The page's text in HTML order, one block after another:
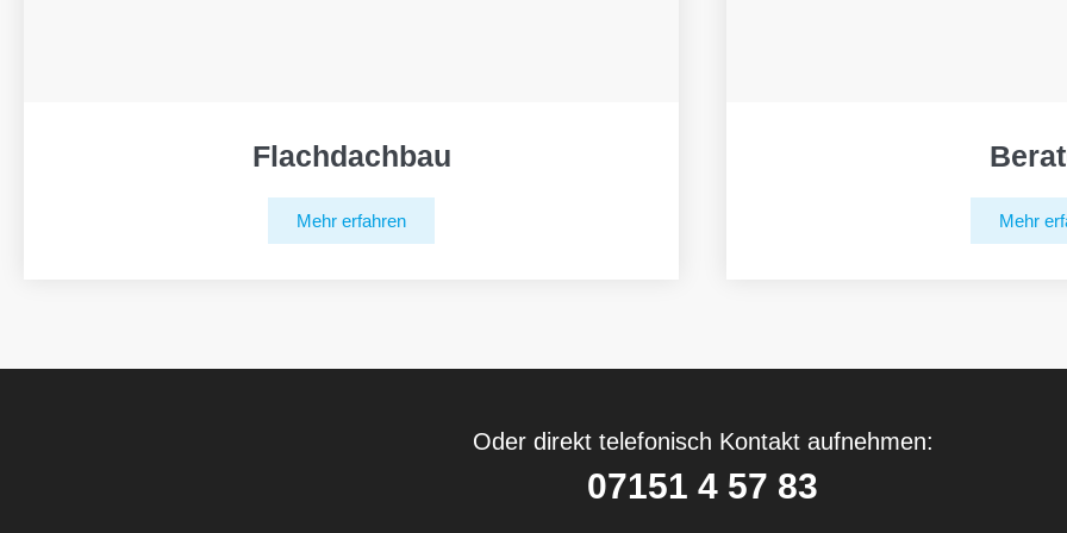
Flachdachbau
Mehr erfahren Mehr
Oder direkt telefonisch Kontakt aufnehmen:
07151 4 57 83